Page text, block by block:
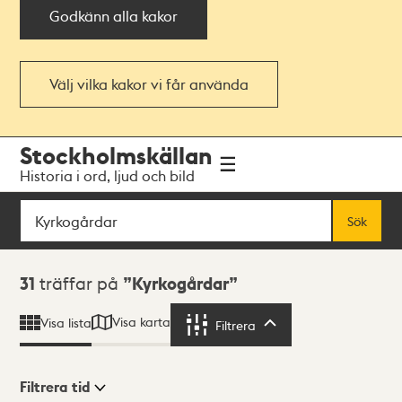
Godkänn alla kakor
Välj vilka kakor vi får använda
navigationen
huvudinnehållet
Stockholmskällan
Historia i ord, ljud och bild
Sök
Sök
Sökresultat
31 träffar på Kyrkogårdar
Visa lista Visa karta Filtrera
Filtrera tid